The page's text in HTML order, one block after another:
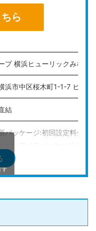
ら
プ 横浜ヒューリックみなと
浜市中区桜木町1-1-7 ヒュ
結
パッケージ:初回設定料金
ャルオフィスパッケージ:初
ランの割引価格。新規のみが
ja/
す